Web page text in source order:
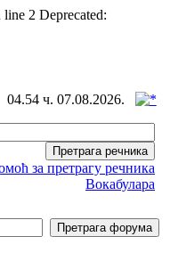
2 Deprecated:
04.54 ч. 07.08.2026.
за претрагу речника
Вокабулара